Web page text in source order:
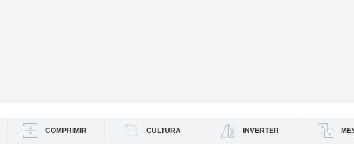
COMPRIMIR CULTURA INVERTER